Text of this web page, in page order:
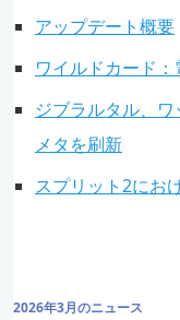
アップデート概要
ワイルドカード
ジブラルタル、
メタを刷新
スプリット2にお
2026年3月のニュース